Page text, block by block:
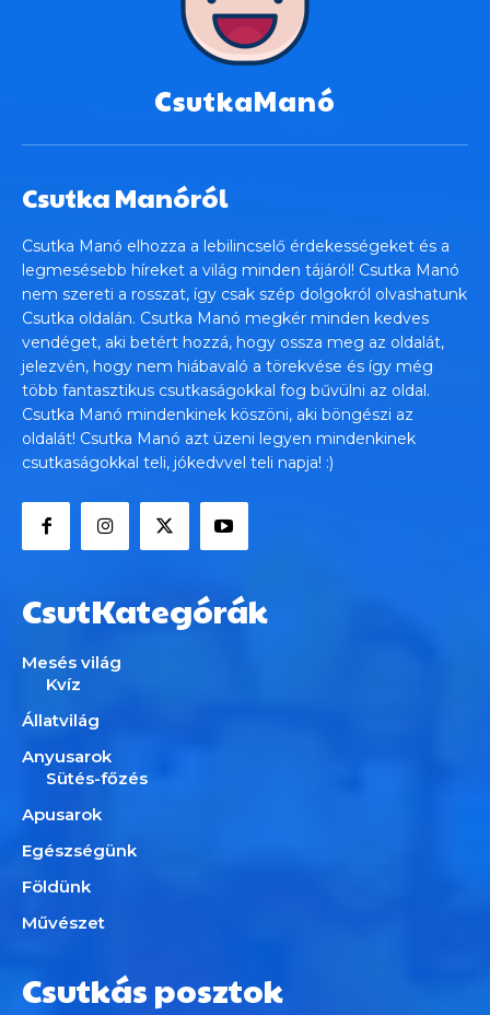
CsutkaManó
Csutka Manóról
Csutka Manó elhozza a lebilincselő érdekességeket és a
legmesésebb híreket a világ minden tájáról! Csutka Manó
nem szereti a rosszat, így csak szép dolgokról olvashatunk
Csutka oldalán. Csutka Manó megkér minden kedves
vendéget, aki betért hozzá, hogy ossza meg az oldalát,
jelezvén, hogy nem hiábavaló a törekvése és így még
több fantasztikus csutkaságokkal fog bűvülni az oldal.
Csutka Manó mindenkinek köszöni, aki böngészi az
oldalát! Csutka Manó azt üzeni legyen mindenkinek
csutkaságokkal teli, jókedvvel teli napja! :)
CsutKategórák
Mesés világ
Kvíz
Állatvilág
Anyusarok
Sütés-főzés
Apusarok
Egészségünk
Földünk
Művészet
Csutkás posztok